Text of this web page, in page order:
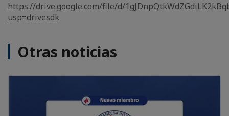
https://drive.google.com/file/d/
usp=drivesdk
Otras noticias